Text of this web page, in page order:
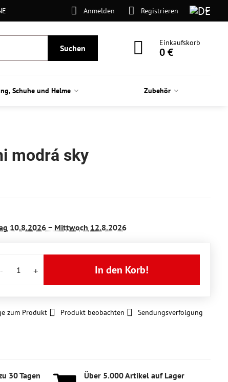
Anmelden Registrieren
Suchen
Einkaufskorb
0 €
Schuhe und Helme Zubehör
modrá sky
10.8.2026 − Mittwoch 12.8.2026
In den Korb!
zum Produkt Produkt beobachten Sendungsverfolgung
30 Tagen Über 5​.000 Artikel auf Lager